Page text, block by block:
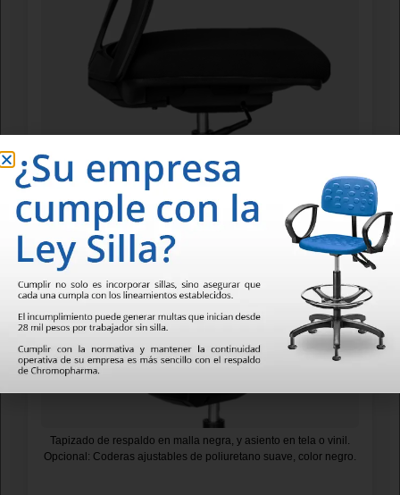
Mecanismo con ajuste automático en tensión de reclinación de
acuerdo con el peso del usuario. Ajuste de altura de asiento por
palanca. Reclinación de respaldo y bloqueo por palanca.
Tapizado de respaldo en malla negra, y asiento en tela o vinil.
Opcional: Coderas ajustables de poliuretano suave, color negro.